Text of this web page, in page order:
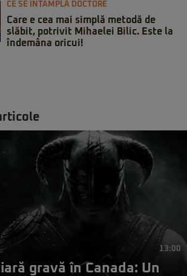
CE SE ÎNTÂMPLĂ DOCTORE
Care e cea mai simplă metodă de
slăbit, potrivit Mihaelei Bilic. Este la
îndemâna oricui!
13:00
gravă în Canada: Un